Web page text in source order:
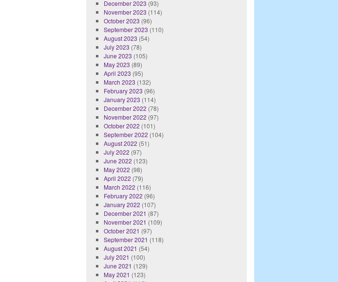
December 2023 (93)
November 2023 (114)
October 2023 (96)
September 2023 (110)
August 2023 (54)
July 2023 (78)
June 2023 (105)
May 2023 (89)
April 2023 (95)
March 2023 (132)
February 2023 (96)
January 2023 (114)
December 2022 (78)
November 2022 (97)
October 2022 (101)
September 2022 (104)
August 2022 (51)
July 2022 (97)
June 2022 (123)
May 2022 (98)
April 2022 (79)
March 2022 (116)
February 2022 (96)
January 2022 (107)
December 2021 (87)
November 2021 (109)
October 2021 (97)
September 2021 (118)
August 2021 (54)
July 2021 (100)
June 2021 (129)
May 2021 (123)